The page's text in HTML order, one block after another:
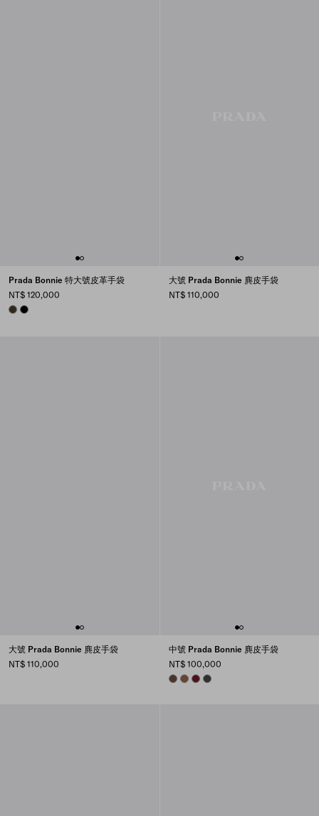
Prada Bonnie 特大號皮革手袋
NT$ 120,000
FORESTBLACK
大號 Prada Bonnie 麂皮手袋
NT$ 110,000
大號 Prada Bonnie 麂皮手袋
NT$ 110,000
中號 Prada Bonnie 麂皮手袋
NT$ 100,000
COCOA BROWN
CINNAMON
BURGUNDY
ANTHRACITE GRAY